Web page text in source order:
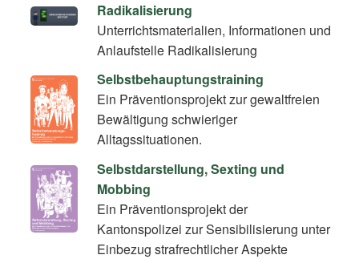
Radikalisierung
Unterrichtsmaterialien, Informationen und
Anlaufstelle Radikalisierung
Selbstbehauptungstraining
Ein Präventionsprojekt zur gewaltfreien
Bewältigung schwieriger
Alltagssituationen.
Selbstdarstellung, Sexting und
Mobbing
Ein Präventionsprojekt der
Kantonspolizei zur Sensibilisierung unter
Einbezug strafrechtlicher Aspekte